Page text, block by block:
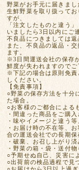
野菜がお手元に届きまし
生鮮野菜を取り扱って
すが、
「注文したものと違う
いましたら3日以内にご
不良品につきましては返
また、不良品の返品・
ます。
※3日間運送会社の保存
鮮度が失われますのでご
※下記の場合は原則免責
しください。
【免責事項】
○野菜の保存方法を十分
た場合。
○お客様のご都合による
・間違った商品をご購
・味やイメージと違う
・お届け時の不在等、
合の運送会社での長期保
・破棄、お召し上がり
・野菜の箱・袋・送付
○予期せぬ自己、災害に
○出荷前の検品過程で見